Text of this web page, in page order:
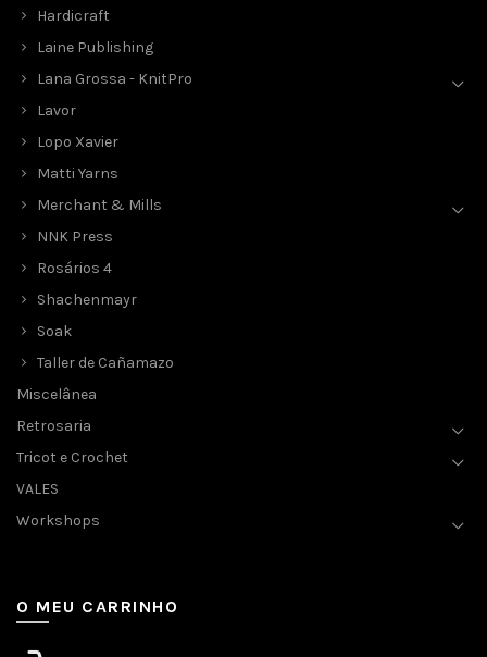
Hardicraft
Laine Publishing
Lana Grossa - KnitPro
Lavor
Lopo Xavier
Matti Yarns
Merchant & Mills
NNK Press
Rosários 4
Shachenmayr
Soak
Taller de Cañamazo
Miscelânea
Retrosaria
Tricot e Crochet
VALES
Workshops
O MEU CARRINHO